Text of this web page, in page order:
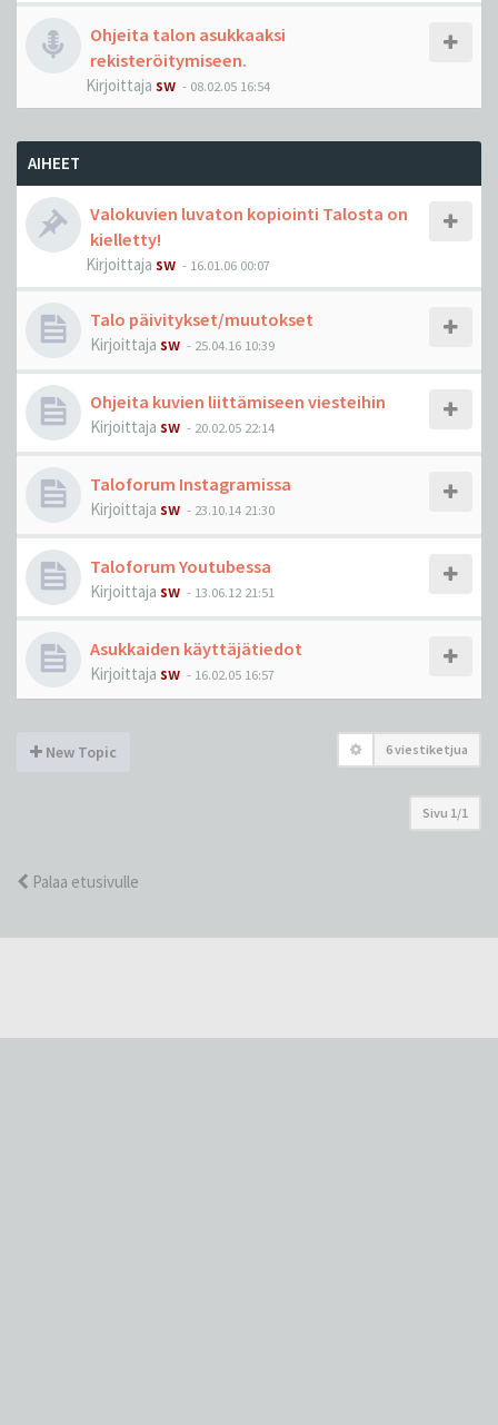
Ohjeita talon asukkaaksi
rekisteröitymiseen.
Kirjoittaja sw - 08.02.05 16:54
AIHEET
Valokuvien luvaton kopiointi Talosta on
kielletty!
Kirjoittaja sw - 16.01.06 00:07
Talo päivitykset/muutokset
Kirjoittaja sw - 25.04.16 10:39
Ohjeita kuvien liittämiseen viesteihin
Kirjoittaja sw - 20.02.05 22:14
Taloforum Instagramissa
Kirjoittaja sw - 23.10.14 21:30
Taloforum Youtubessa
Kirjoittaja sw - 13.06.12 21:51
Asukkaiden käyttäjätiedot
Kirjoittaja sw - 16.02.05 16:57
New Topic 6 viestiketjua
Sivu 1/1
Palaa etusivulle